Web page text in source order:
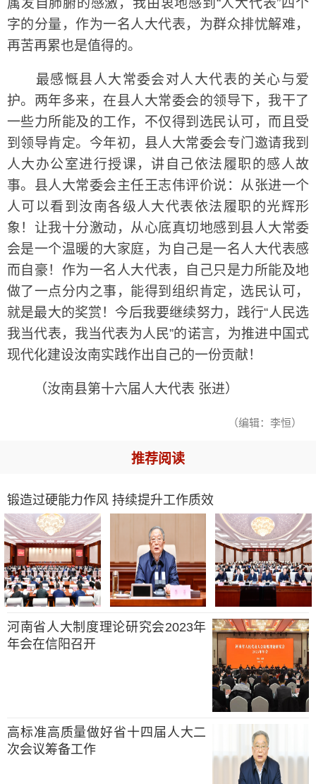
属发自肺腑的感激，我由衷地感到“人大代表”四个
字的分量，作为一名人大代表，为群众排忧解难，
再苦再累也是值得的。
最感慨县人大常委会对人大代表的关心与爱
护。两年多来，在县人大常委会的领导下，我干了
一些力所能及的工作，不仅得到选民认可，而且受
到领导肯定。今年初，县人大常委会专门邀请我到
人大办公室进行授课，讲自己依法履职的感人故
事。县人大常委会主任王志伟评价说：从张进一个
人可以看到汝南各级人大代表依法履职的光辉形
象！让我十分激动，从心底真切地感到县人大常委
会是一个温暖的大家庭，为自己是一名人大代表感
而自豪！作为一名人大代表，自己只是力所能及地
做了一点分内之事，能得到组织肯定，选民认可，
就是最大的奖赏！今后我要继续努力，践行“人民选
我当代表，我当代表为人民”的诺言，为推进中国式
现代化建设汝南实践作出自己的一份贡献！
（汝南县第十六届人大代表 张进）
（编辑：李恒）
推荐阅读
锻造过硬能力作风 持续提升工作质效
河南省人大制度理论研究会2023年
年会在信阳召开
高标准高质量做好省十四届人大二
次会议筹备工作